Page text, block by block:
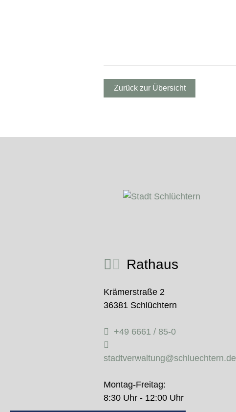
Zurück zur Übersicht
Rathaus
Krämerstraße 2
36381 Schlüchtern
+49 6661 / 85-0
stadtverwaltung@schluechtern.de
Montag-Freitag:
8:30 Uhr - 12:00 Uhr